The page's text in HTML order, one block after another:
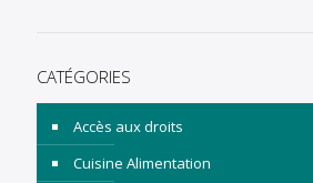
CATÉGORIES
Accès aux droits
Cuisine Alimentation